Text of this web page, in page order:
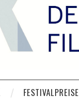
FESTIVALPREISE